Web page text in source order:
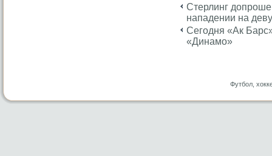
Cтерлинг
нападении на
Cегодня «Ак
«Динамо»
Футбол,